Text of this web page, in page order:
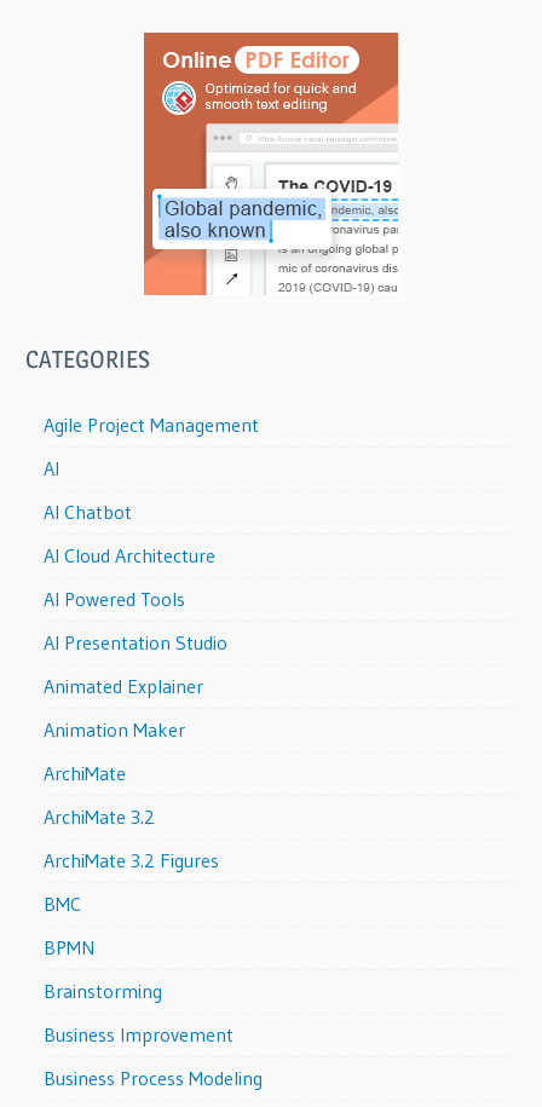
CATEGORIES
Agile Project Management
AI
AI Chatbot
AI Cloud Architecture
AI Powered Tools
AI Presentation Studio
Animated Explainer
Animation Maker
ArchiMate
ArchiMate 3.2
ArchiMate 3.2 Figures
BMC
BPMN
Brainstorming
Business Improvement
Business Process Modeling